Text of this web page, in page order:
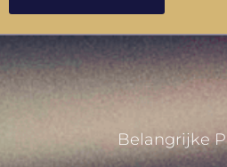
Belangrijke